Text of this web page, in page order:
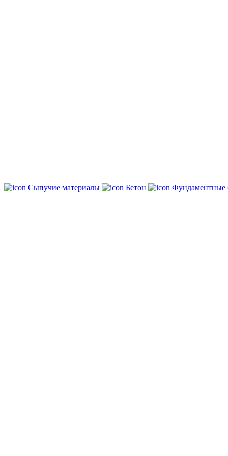
Сыпучие материалы Бетон Фундаментные